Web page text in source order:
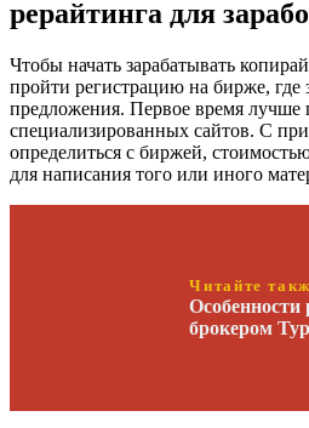
рерайтинга для
Чтобы начать зарабатывать
пройти регистрацию на бирже, где
предложения. Первое время лучше
специализированных сайтов. С
определиться с биржей,
для написания того или иного
Читайте
Особенности
брокером